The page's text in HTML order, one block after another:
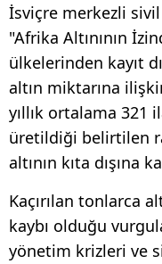
İsviçre merkezli
"Afrika Altınının
ülkelerinden kayıt
altın miktarına
yıllık ortalama 321
üretildiği belirtilen
altının kıta dışına
Kaçırılan tonlarca
kaybı olduğu
yönetim krizleri ve